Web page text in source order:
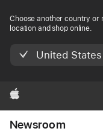
Choose another country or
location and shop online.
United States
Apple
Newsroom